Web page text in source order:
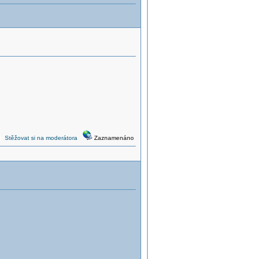
Stěžovat si na moderátora Zaznamenáno